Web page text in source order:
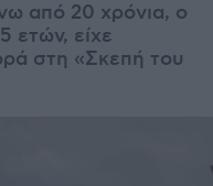
από 20 χρόνια, ο
ετών, είχε
στη «Σκεπή του